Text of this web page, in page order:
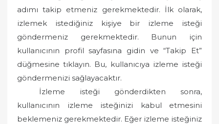
adımı takip etmeniz gerekmektedir. İlk olarak,
izlemek istediğiniz kişiye bir izleme isteği
göndermeniz gerekmektedir. Bunun için
kullanıcının profil sayfasına gidin ve “Takip Et”
düğmesine tıklayın. Bu, kullanıcıya izleme isteği
göndermenizi sağlayacaktır.
İzleme isteği gönderdikten sonra,
kullanıcının izleme isteğinizi kabul etmesini
beklemeniz gerekmektedir. Eğer izleme isteğiniz